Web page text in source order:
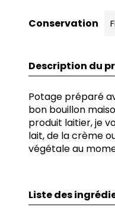
Conservation
Description du
Potage préparé
bon bouillon
produit laitier, je
lait, de la crème
végétale au
Liste des